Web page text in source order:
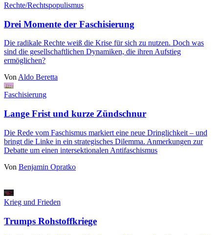
Rechte/Rechtspopulismus
Drei Momente der Faschisierung
Die radikale Rechte weiß die Krise für sich zu nutzen. Doch was
sind die gesellschaftlichen Dynamiken, die ihren Aufstieg
ermöglichen?
Von Aldo Beretta
Faschisierung
Lange Frist und kurze Zündschnur
Die Rede vom Faschismus markiert eine neue Dringlichkeit – und
bringt die Linke in ein strategisches Dilemma. Anmerkungen zur
Debatte um einen intersektionalen Antifaschismus
Von Benjamin Opratko
Krieg und Frieden
Trumps Rohstoffkriege